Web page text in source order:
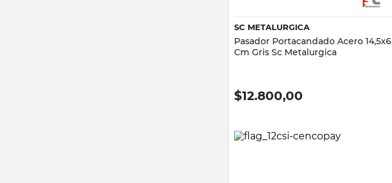
SC METALURGICA
Pasador Portacandado Acero 14,5x6
Cm Gris Sc Metalurgica
$12.800,00